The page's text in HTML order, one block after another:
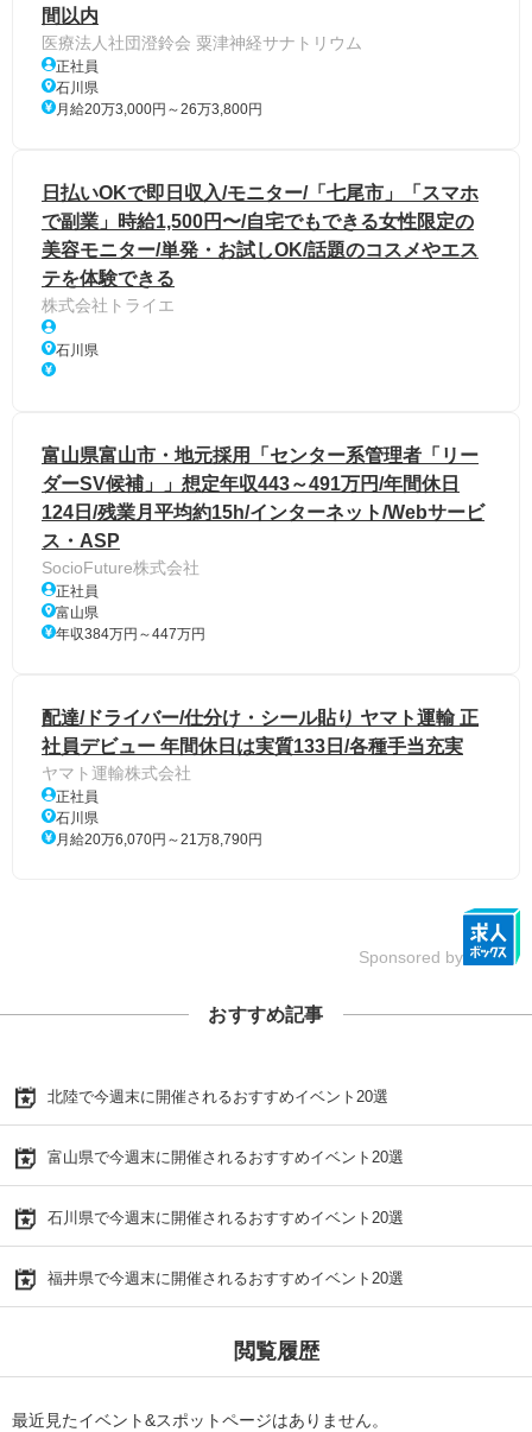
間以内
医療法人社団澄鈴会 粟津神経サナトリウム
正社員
石川県
月給20万3,000円～26万3,800円
日払いOKで即日収入/モニター/「七尾市」「スマホ
で副業」時給1,500円〜/自宅でもできる女性限定の
美容モニター/単発・お試しOK/話題のコスメやエス
テを体験できる
株式会社トライエ
石川県
富山県富山市・地元採用「センター系管理者「リー
ダーSV候補」」想定年収443～491万円/年間休日
124日/残業月平均約15h/インターネット/Webサービ
ス・ASP
SocioFuture株式会社
正社員
富山県
年収384万円～447万円
配達/ドライバー/仕分け・シール貼り ヤマト運輸 正
社員デビュー 年間休日は実質133日/各種手当充実
ヤマト運輸株式会社
正社員
石川県
月給20万6,070円～21万8,790円
Sponsored by
おすすめ記事
北陸で今週末に開催されるおすすめイベント20選
富山県で今週末に開催されるおすすめイベント20選
石川県で今週末に開催されるおすすめイベント20選
福井県で今週末に開催されるおすすめイベント20選
閲覧履歴
最近見たイベント&スポットページはありません。